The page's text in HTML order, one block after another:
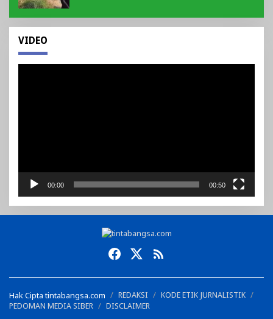
VIDEO
00:00 00:50
Hak Cipta tintabangsa.com REDAKSI
KODE ETIK JURNALISTIK
PEDOMAN MEDIA SIBER
DISCLAIMER